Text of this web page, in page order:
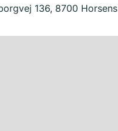
136, 8700 Horsens